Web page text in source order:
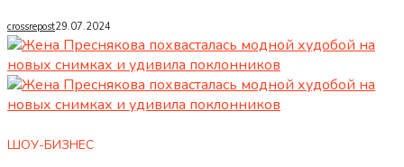
crossrepost29.07.2024
ШОУ-БИЗНЕС